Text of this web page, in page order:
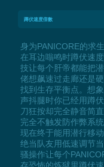
蹲伏速度倍數
身为PANICORE的求
在耳边嗡鸣时蹲伏速
技让每个肝帝都能把
佬想飙速过走廊还是
找到生存平衡点。想
声抖腿时你已经用蹲
刀狂按却完全静音简
完全不触发防作弊系
现在终于能用潜行移
绝当队友用低速调节
骚操作让每个
存恐怖的炼狱里蹲伏